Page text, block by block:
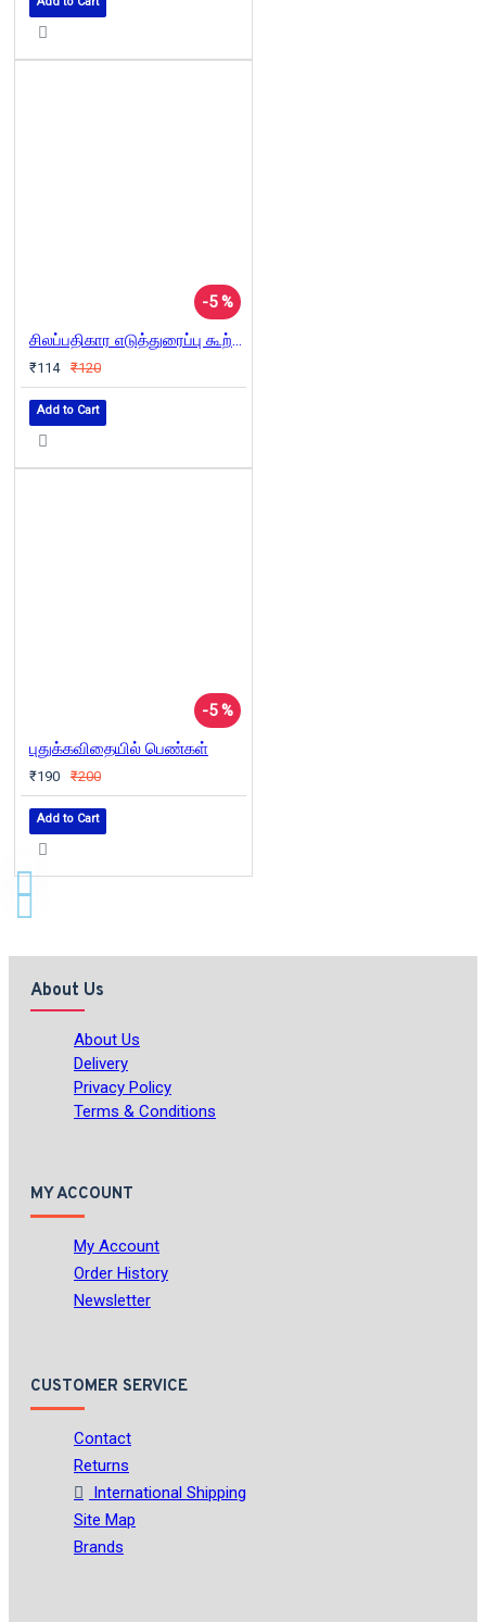
-5 %
சிலப்பதிகார எடுத்துரைப்பு கூற்றுக்கோட்பாட்டு நோக்கு
₹114 ₹120
Add to Cart
-5 %
புதுக்கவிதையில் பெண்கள்
₹190 ₹200
Add to Cart
About Us
About Us
Delivery
Privacy Policy
Terms & Conditions
MY ACCOUNT
My Account
Order History
Newsletter
CUSTOMER SERVICE
Contact
Returns
International Shipping
Site Map
Brands